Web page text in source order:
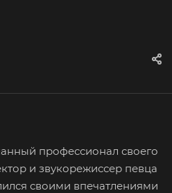
профессионал своего
и звукорежиссер певца
своими впечатлениями